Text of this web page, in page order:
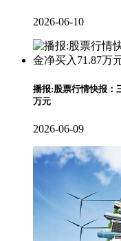
2026-06-10
播报:股票行情快报：
万元
2026-06-09